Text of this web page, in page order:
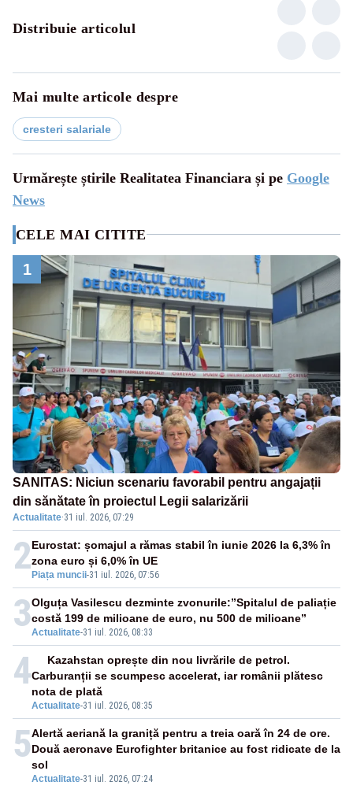
Distribuie articolul
Mai multe articole despre
cresteri salariale
Urmărește știrile Realitatea Financiara și pe Google
News
CELE MAI CITITE
1
SANITAS: Niciun scenariu favorabil pentru angajații
din sănătate în proiectul Legii salarizării
Actualitate·31 iul. 2026, 07:29
2 Piața muncii-31 iul. 2026, 07:56
Eurostat: șomajul a rămas stabil în iunie 2026 la 6,3% în
zona euro și 6,0% în UE
3Actualitate-31 iul. 2026, 08:33
Olguța Vasilescu dezminte zvonurile:”Spitalul de paliație
costă 199 de milioane de euro, nu 500 de milioane”
4
Actualitate-31 iul. 2026, 08:35
Kazahstan oprește din nou livrările de petrol.
Carburanții se scumpesc accelerat, iar românii plătesc
nota de plată
5
Actualitate-31 iul. 2026, 07:24
Alertă aeriană la graniță pentru a treia oară în 24 de ore.
Două aeronave Eurofighter britanice au fost ridicate de la
sol